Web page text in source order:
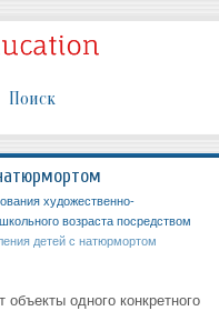
Поиск
художественно-
возраста посредством
детей с натюрмортом
одного конкретного